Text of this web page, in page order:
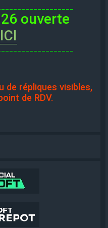
ouverte
ICI
de répliques visibles,
de RDV.